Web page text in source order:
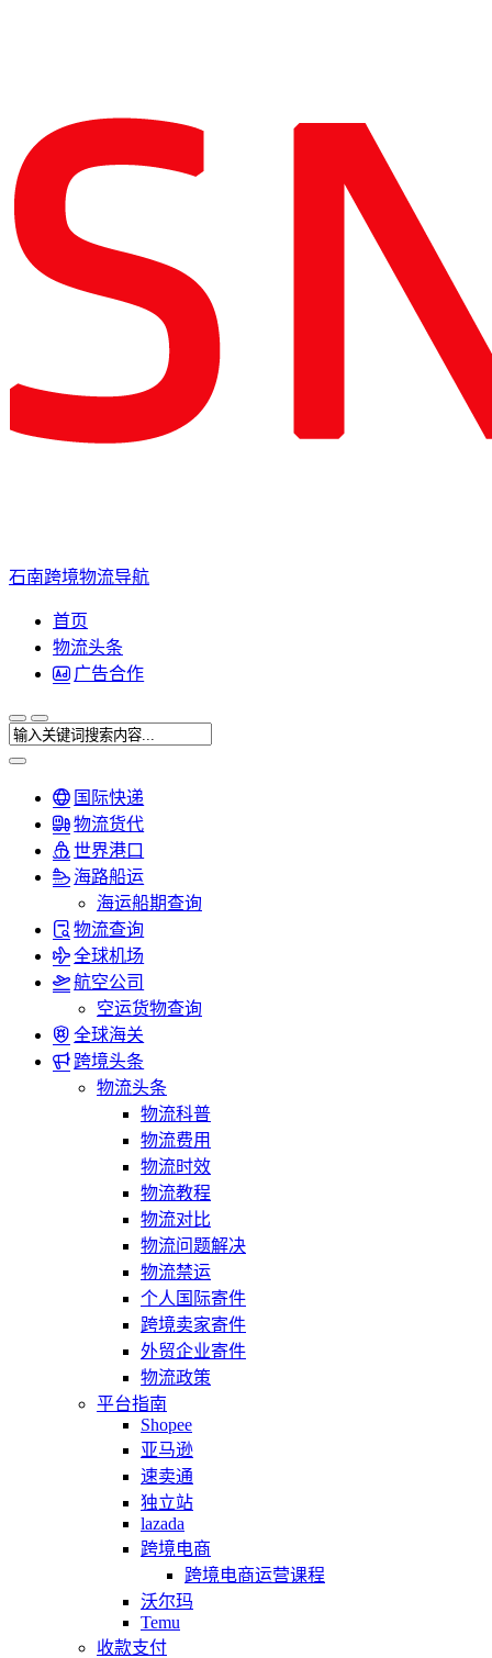
石南跨境物流导航
首页
物流头条
广告合作
国际快递
物流货代
世界港口
海路船运
海运船期查询
物流查询
全球机场
航空公司
空运货物查询
全球海关
跨境头条
物流头条
物流科普
物流费用
物流时效
物流教程
物流对比
物流问题解决
物流禁运
个人国际寄件
跨境卖家寄件
外贸企业寄件
物流政策
平台指南
Shopee
亚马逊
速卖通
独立站
lazada
跨境电商
跨境电商运营课程
沃尔玛
Temu
收款支付